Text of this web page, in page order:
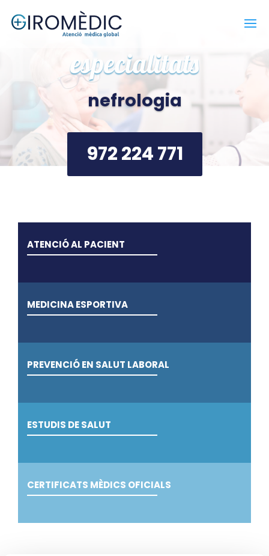
especialitats
nefrologia
972 224 771
ATENCIÓ AL PACIENT
MEDICINA ESPORTIVA
PREVENCIÓ EN SALUT LABORAL
ESTUDIS DE SALUT
CERTIFICATS MÈDICS OFICIALS